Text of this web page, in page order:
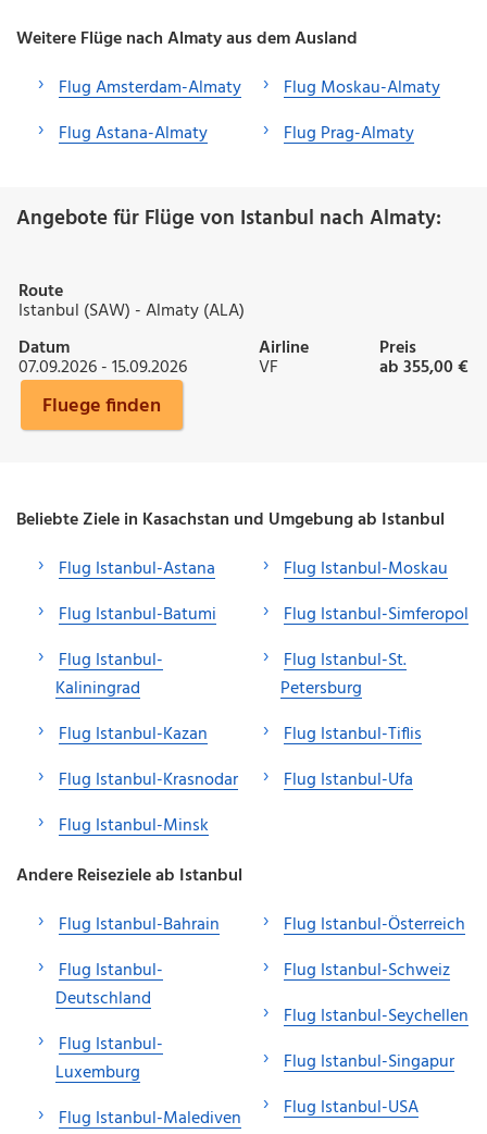
Weitere Flüge nach Almaty aus dem Ausland
Flug Amsterdam-Almaty
Flug Astana-Almaty
Flug Moskau-Almaty
Flug Prag-Almaty
Angebote für Flüge von Istanbul nach Almaty:
Route
Istanbul (SAW) - Almaty (ALA)
Datum
07.09.2026 - 15.09.2026
Airline
VF
Preis
ab 355,00 €
Fluege finden
Beliebte Ziele in Kasachstan und Umgebung ab Istanbul
Flug Istanbul-Astana
Flug Istanbul-Batumi
Flug Istanbul-
Kaliningrad
Flug Istanbul-Kazan
Flug Istanbul-Krasnodar
Flug Istanbul-Minsk
Flug Istanbul-Moskau
Flug Istanbul-Simferopol
Flug Istanbul-St.
Petersburg
Flug Istanbul-Tiflis
Flug Istanbul-Ufa
Andere Reiseziele ab Istanbul
Flug Istanbul-Bahrain
Flug Istanbul-
Deutschland
Flug Istanbul-
Luxemburg
Flug Istanbul-Malediven
Flug Istanbul-Österreich
Flug Istanbul-Schweiz
Flug Istanbul-Seychellen
Flug Istanbul-Singapur
Flug Istanbul-USA